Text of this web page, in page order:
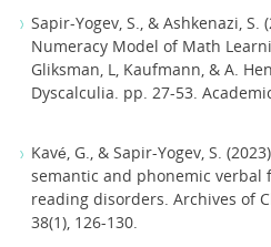
Sapir-Yogev, S., & Ashkenazi, S.
Numeracy Model of Math
Gliksman, L, Kaufmann, & A.
Dyscalculia. pp. 27-53.
Kavé, G., & Sapir-Yogev, S.
semantic and phonemic verbal
reading disorders. Archives of
38(1), 126-130.